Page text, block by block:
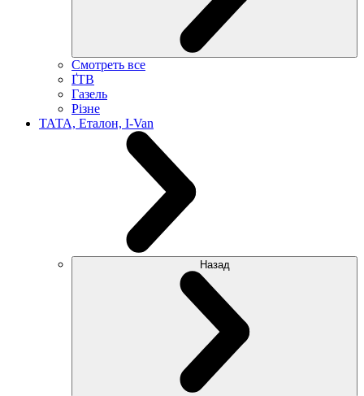
Смотреть все
ҐТВ
Газель
Різне
ТАТА, Еталон, I-Van
Назад